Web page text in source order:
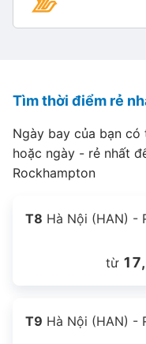
Tìm thời điểm rẻ
Ngày bay của bạn
hoặc ngày - rẻ nhất
Rockhampton
T8 Hà Nội (HAN) -
từ
T9 Hà Nội (HAN) -